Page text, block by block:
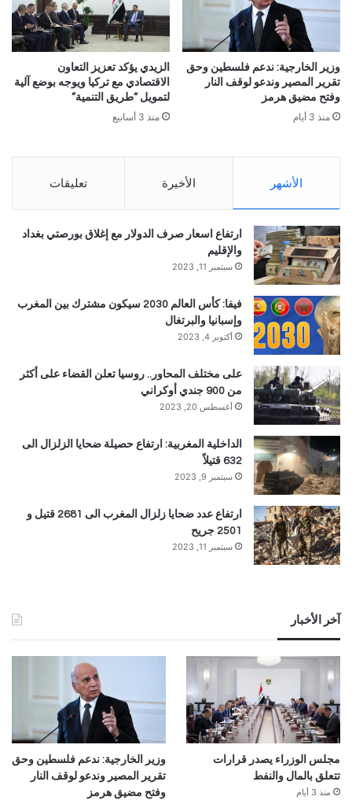
وزير الخارجية: ندعم فلسطين وحق
تقرير المصير وندعو لوقف النار
وفتح مضيق هرمز
منذ 3 أيام
الزيدي يؤكد تعزيز التعاون
الاقتصادي مع تركيا ويوجه بوضع آلية
لتمويل “طريق التنمية”
منذ 3 أسابيع
الأشهر الأخيرة تعليقات
ارتفاع اسعار صرف الدولار مع إغلاق بورصتي بغداد
والإقليم
سبتمبر 11, 2023
فيفا: كأس العالم 2030 سيكون مشترك بين المغرب
وإسبانيا والبرتغال
أكتوبر 4, 2023
على مختلف المحاور.. روسيا تعلن القضاء على أكثر
من 900 جندي أوكراني
أغسطس 20, 2023
الداخلية المغربية: ارتفاع حصيلة ضحايا الزلزال الى
632 قتيلاً
سبتمبر 9, 2023
ارتفاع عدد ضحايا زلزال المغرب الى 2681 قتيل و
2501 جريح
سبتمبر 11, 2023
آخر الأخبار
مجلس الوزراء يصدر قرارات
تتعلق بالمال والنفط
منذ 3 أيام
وزير الخارجية: ندعم فلسطين وحق
تقرير المصير وندعو لوقف النار
وفتح مضيق هرمز